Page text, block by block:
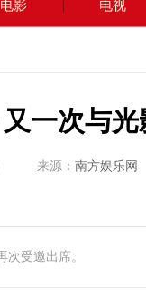
电影 电视
一次与
来源： 南方娱乐网
受邀出席。